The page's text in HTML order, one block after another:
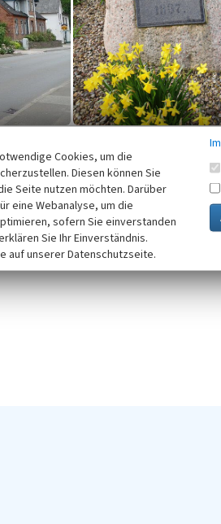
Ecke
Kaiser Wilhelm I.
Metallplatte.
Cookies, um die
Diesen können Sie
Seite nutzen möchten. Darüber
eine Webanalyse, um die
sofern Sie einverstanden
Sie Ihr Einverständnis.
auf unserer Datenschutzseite.